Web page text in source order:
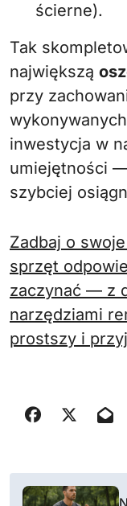
ścierne).
Tak
największą
przy
inwestycja w
umiejętności
szybciej
Zadbaj o swoje bezpieczeństwo, wybieraj
sprzęt
zaczynać — z
narzędziami
prostszy i
N